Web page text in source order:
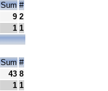
Sum #
9 2
1 1
Sum #
43 8
1 1